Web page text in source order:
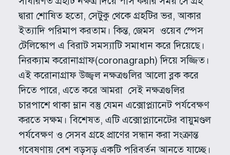
দ্বারা শোষিত হতো, সেটুকু থেকে গ্রহটির ভর, আকার
ইত্যাদি পরিমাপ করতাম। কিন্ত, জেমস ওয়েব স্পেস
টেলিস্কোপ এ বিরাট সমস্যাটি সমাধান করে দিয়েছে।
নিরক্যাম করোনাগ্রাফ(coronagraph) দিয়ে সজ্জিত।
এই করোনাগ্রাফ উজ্জ্বল নক্ষত্রগুলির আলো ব্লক করে
দিতে পারে, এতে করে আমরা সেই নক্ষত্রগুলির
চারপাশে থাকা ম্লান বস্তু যেমন এক্সোপ্ল্যানেট পর্যবেক্ষণ
করতে সক্ষম। বিশেষত, এটি এক্সোপ্ল্যানেটের বায়ুমণ্ডল
পর্যবেক্ষণ ও সেসব গ্রহে প্রাণের সন্ধান করা সংক্রান্ত
গবেষণায় বেশ বড়সড় একটি পরিবর্তন আনতে যাচ্ছে।